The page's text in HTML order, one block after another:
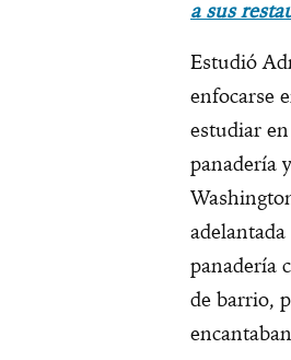
a sus
Estudió
enfocarse
estudiar
panadería
panadería
de barrio,